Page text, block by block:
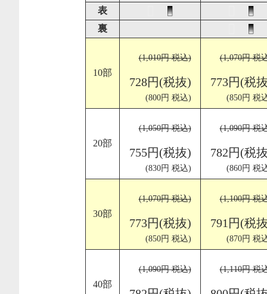
表
裏
10部
(1,010円 税込)
728円(税抜)
(800円 税込)
(1,070円 税
773円(税
(850円 税
20部
(1,050円 税込)
755円(税抜)
(830円 税込)
(1,090円 税
782円(税
(860円 税
30部
(1,070円 税込)
773円(税抜)
(850円 税込)
(1,100円 税
791円(税
(870円 税
40部
(1,090円 税込) (1,110円 税